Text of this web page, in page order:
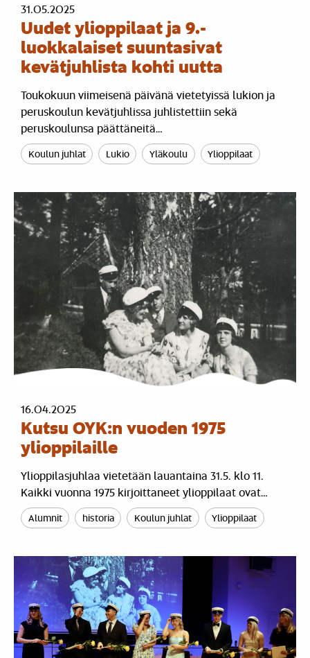
31.05.2025
Uudet ylioppilaat ja 9.-
luokkalaiset suuntasivat
kevätjuhlista kohti uutta
Toukokuun viimeisenä päivänä vietetyissä lukion ja
peruskoulun kevätjuhlissa juhlistettiin sekä
peruskoulunsa päättäneitä…
Koulun juhlat Lukio Yläkoulu Ylioppilaat
16.04.2025
Kutsu OYK:n vuoden 1975
ylioppilaille
Ylioppilasjuhlaa vietetään lauantaina 31.5. klo 11.
Kaikki vuonna 1975 kirjoittaneet ylioppilaat ovat…
Alumnit historia Koulun juhlat Ylioppilaat